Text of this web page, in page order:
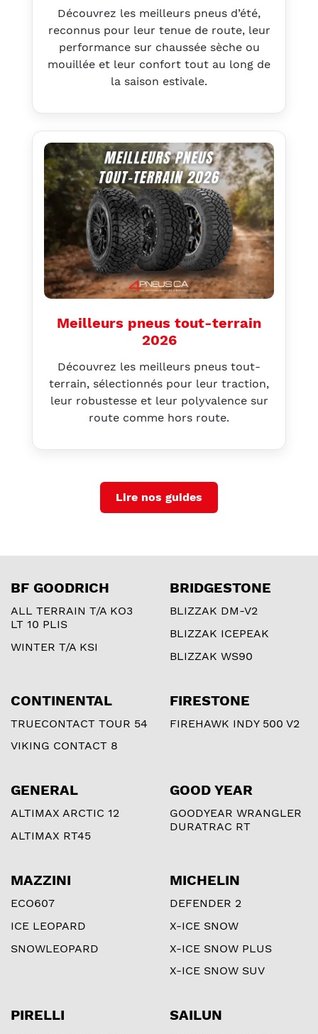
Découvrez les meilleurs pneus d’été,
reconnus pour leur tenue de route, leur
performance sur chaussée sèche ou
mouillée et leur confort tout au long de
la saison estivale.
Meilleurs pneus tout-terrain
2026
Découvrez les meilleurs pneus tout-
terrain, sélectionnés pour leur traction,
leur robustesse et leur polyvalence sur
route comme hors route.
Lire nos guides
BF GOODRICH
ALL TERRAIN T/A KO3
LT 10 PLIS
WINTER T/A KSI
BRIDGESTONE
BLIZZAK DM-V2
BLIZZAK ICEPEAK
BLIZZAK WS90
CONTINENTAL
TRUECONTACT TOUR 54
VIKING CONTACT 8
FIRESTONE
FIREHAWK INDY 500 V2
GENERAL
ALTIMAX ARCTIC 12
ALTIMAX RT45
GOOD YEAR
GOODYEAR WRANGLER
DURATRAC RT
MAZZINI
ECO607
ICE LEOPARD
SNOWLEOPARD
MICHELIN
DEFENDER 2
X-ICE SNOW
X-ICE SNOW PLUS
X-ICE SNOW SUV
PIRELLI SAILUN